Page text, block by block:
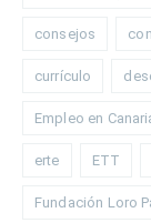
consejos
currículo
Empleo en
erte ETT
Fundación Loro